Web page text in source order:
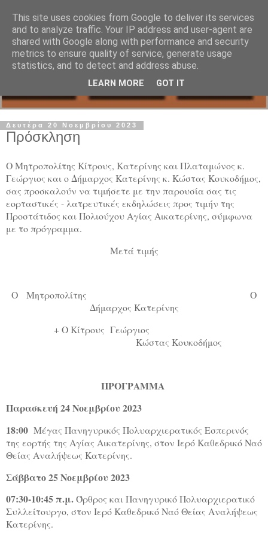
Δευτέρα 20 Νοεμβρίου 2023
Πρόσκληση
Ο Μητροπολίτης Κίτρους, Κατερίνης και Πλαταμώνος κ.
Γεώργιος και ο Δήμαρχος Κατερίνης κ. Κώστας Κουκοδήμος,
σας προσκαλούν να τιμήσετε με την παρουσία σας τις
εορταστικές - λατρευτικές εκδηλώσεις προς τιμήν της
Προστάτιδος και Πολιούχου Αγίας Αικατερίνης, σύμφωνα
με το πρόγραμμα.
Μετά τιμής
Ο Μητροπολίτης
Ο
Δήμαρχος Κατερίνης
+ Ο Κίτρους Γεώργιος
Κώστας Κουκοδήμος
ΠΡΟΓΡΑΜΜΑ
Παρασκευή 24 Νοεμβρίου 2023
18:00 Μέγας Πανηγυρικός Πολυαρχιερατικός Εσπερινός
της εορτής της Αγίας Αικατερίνης, στον Ιερό Καθεδρικό Ναό
Θείας Αναλήψεως Κατερίνης.
Σάββατο 25 Νοεμβρίου 2023
07:30-10:45 π.μ.Όρθρος και Πανηγυρικό Πολυαρχιερατικό
Συλλείτουργο, στον Ιερό Καθεδρικό Ναό Θείας Αναλήψεως
Κατερίνης.
This site uses cookies from Google to deliver its services
and to analyze traffic. Your IP address and user-agent are
shared with Google along with performance and security
metrics to ensure quality of service, generate usage
statistics, and to detect and address abuse.
LEARN MORE GOT IT